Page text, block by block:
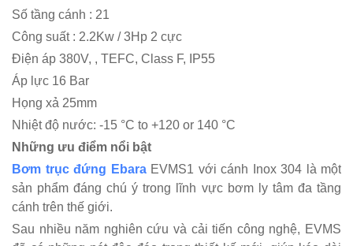
Số tầng cánh : 21
Công suất : 2.2Kw / 3Hp 2 cực
Điện áp 380V, , TEFC, Class F, IP55
Áp lực 16 Bar
Họng xả 25mm
Nhiệt độ nước: -15 °C to +120 or 140 °C
Những ưu điểm nổi bật
Bơm trục đứng EbaraEVMS1 với cánh Inox 304 là một
sản phẩm đáng chú ý trong lĩnh vực bơm ly tâm đa tầng
cánh trên thế giới.
Sau nhiều năm nghiên cứu và cải tiến công nghệ, EVMS